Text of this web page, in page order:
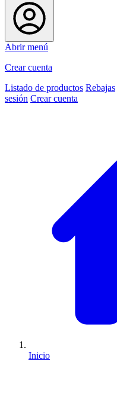
Abrir menú
Crear cuenta
Listado de productos Rebajas
sesión Crear cuenta
Inicio